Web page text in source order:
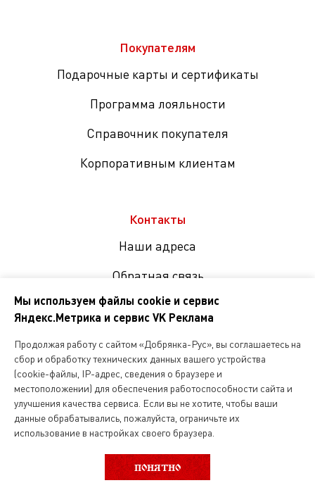
Покупателям
Подарочные карты и сертификаты
Программа лояльности
Справочник покупателя
Корпоративным клиентам
Контакты
Наши адреса
Обратная связь
соцсетях
ООО «Русская поварня» 2026
Копирование и любое другое использование информации,
размещенной на сайте Dobryanka-rus.ru
допускается исключительно с письменного разрешения ООО
«Русская поварня»
Мы используем файлы cookie и сервис
Яндекс.Метрика и сервис VK Реклама
Продолжая работу с сайтом «Добрянка-Рус», вы соглашаетесь на
сбор и обработку технических данных вашего устройства
(cookie-файлы, IP-адрес, сведения о браузере и
местоположении) для обеспечения работоспособности сайта и
улучшения качества сервиса. Если вы не хотите, чтобы ваши
данные обрабатывались, пожалуйста, ограничьте их
использование в настройках своего браузера.
ПОНЯТНО